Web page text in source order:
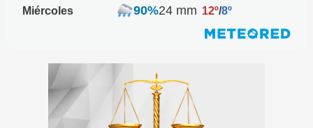
Miércoles
90%24 mm 12º/8º